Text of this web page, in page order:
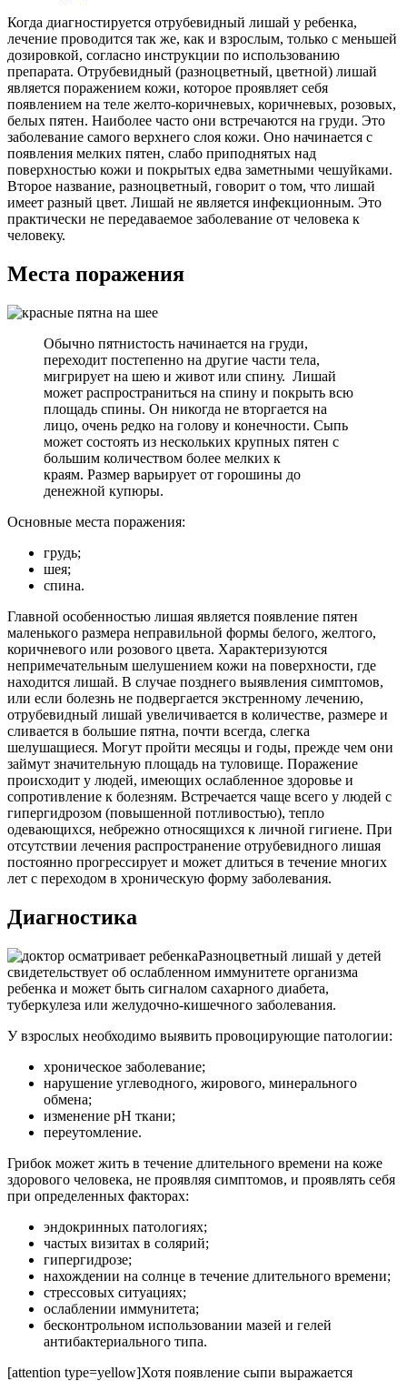
Когда диагностируется отрубевидный лишай у ребенка,
лечение проводится так же, как и взрослым, только с меньшей
дозировкой, согласно инструкции по использованию
препарата. Отрубевидный (разноцветный, цветной) лишай
является поражением кожи, которое проявляет себя
появлением на теле желто-коричневых, коричневых, розовых,
белых пятен. Наиболее часто они встречаются на груди. Это
заболевание самого верхнего слоя кожи. Оно начинается с
появления мелких пятен, слабо приподнятых над
поверхностью кожи и покрытых едва заметными чешуйками.
Второе название, разноцветный, говорит о том, что лишай
имеет разный цвет. Лишай не является инфекционным. Это
практически не передаваемое заболевание от человека к
человеку.
Места поражения
Обычно пятнистость начинается на груди,
переходит постепенно на другие части тела,
мигрирует на шею и живот или спину. Лишай
может распространиться на спину и покрыть всю
площадь спины. Он никогда не вторгается на
лицо, очень редко на голову и конечности. Сыпь
может состоять из нескольких крупных пятен с
большим количеством более мелких к
краям. Размер варьирует от горошины до
денежной купюры.
Основные места поражения:
грудь;
шея;
спина.
Главной особенностью лишая является появление пятен
маленького размера неправильной формы белого, желтого,
коричневого или розового цвета. Характеризуются
непримечательным шелушением кожи на поверхности, где
находится лишай. В случае позднего выявления симптомов,
или если болезнь не подвергается экстренному лечению,
отрубевидный лишай увеличивается в количестве, размере и
сливается в большие пятна, почти всегда, слегка
шелушащиеся. Могут пройти месяцы и годы, прежде чем они
займут значительную площадь на туловище. Поражение
происходит у людей, имеющих ослабленное здоровье и
сопротивление к болезням. Встречается чаще всего у людей с
гипергидрозом (повышенной потливостью), тепло
одевающихся, небрежно относящихся к личной гигиене. При
отсутствии лечения распространение отрубевидного лишая
постоянно прогрессирует и может длиться в течение многих
лет с переходом в хроническую форму заболевания.
Диагностика
Разноцветный лишай у детей
свидетельствует об ослабленном иммунитете организма
ребенка и может быть сигналом сахарного диабета,
туберкулеза или желудочно-кишечного заболевания.
У взрослых необходимо выявить провоцирующие патологии:
хроническое заболевание;
нарушение углеводного, жирового, минерального
обмена;
изменение рH ткани;
переутомление.
Грибок может жить в течение длительного времени на коже
здорового человека, не проявляя симптомов, и проявлять себя
при определенных факторах:
эндокринных патологиях;
частых визитах в солярий;
гипергидрозе;
нахождении на солнце в течение длительного времени;
стрессовых ситуациях;
ослаблении иммунитета;
бесконтрольном использовании мазей и гелей
антибактериального типа.
[attention type=yellow]Хотя появление сыпи выражается